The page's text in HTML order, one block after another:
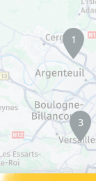
3
1